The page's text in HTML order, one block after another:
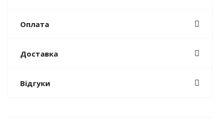
Оплата
Доставка
Відгуки